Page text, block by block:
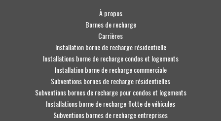
À propos
Bornes de recharge
Carrières
Installation borne de recharge résidentielle
Installations borne de recharge condos et logements
Installation borne de recharge commerciale
Subventions bornes de recharge résidentielles
Subventions bornes de recharge pour condos et logements
Installations borne de recharge flotte de véhicules
Subventions bornes de recharge entreprises